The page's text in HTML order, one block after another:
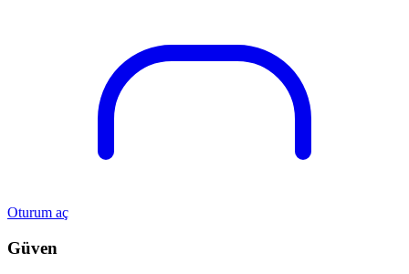
Oturum aç
Güven